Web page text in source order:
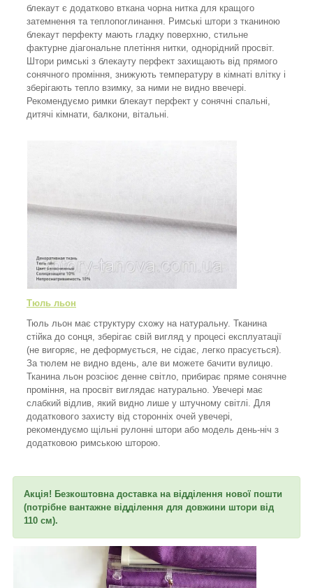
блекаут є додатково вткана чорна нитка для кращого
затемнення та теплопоглинання. Римські штори з тканиною
блекаут перфекту мають гладку поверхню, стильне
фактурне діагональне плетіння нитки, однорідний просвіт.
Штори римські з блекауту перфект захищають від прямого
сонячного проміння, знижують температуру в кімнаті влітку і
зберігають тепло взимку, за ними не видно ввечері.
Рекомендуємо римки блекаут перфект у сонячні спальні,
дитячі кімнати, балкони, вітальні.
Тюль льон
Тюль льон має структуру схожу на натуральну. Тканина
стійка до сонця, зберігає свій вигляд у процесі експлуатації
(не вигоряє, не деформується, не сідає, легко прасується).
За тюлем не видно вдень, але ви можете бачити вулицю.
Тканина льон розсіює денне світло, прибирає пряме сонячне
проміння, на просвіт виглядає натурально. Увечері має
слабкий відлив, який видно лише у штучному світлі. Для
додаткового захисту від сторонніх очей увечері,
рекомендуємо щільні рулонні штори або модель день-ніч з
додатковою римською шторою.
Акція! Безкоштовна доставка на відділення нової пошти
(потрібне вантажне відділення для довжини штори від
110 см).